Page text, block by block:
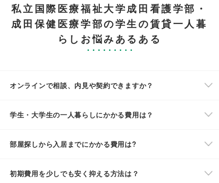
私立国際医療福祉大学成田看護学部・
成田保健医療学部の学生の賃貸一人暮
らしお悩みあるある
オンラインで相談、内見や契約できますか？
学生・大学生の一人暮らしにかかる費用は？
部屋探しから入居までにかかる費用は?
初期費用を少しでも安く抑える方法は？